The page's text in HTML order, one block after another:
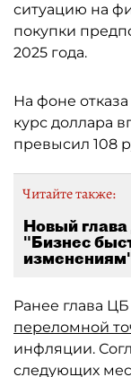
ситуацию на
покупки
2025 года.
На фоне
курс доллара
превысил 108
Читайте также:
Новый
"Бизнес
Ранее глава
переломной
инфляции.
следующих